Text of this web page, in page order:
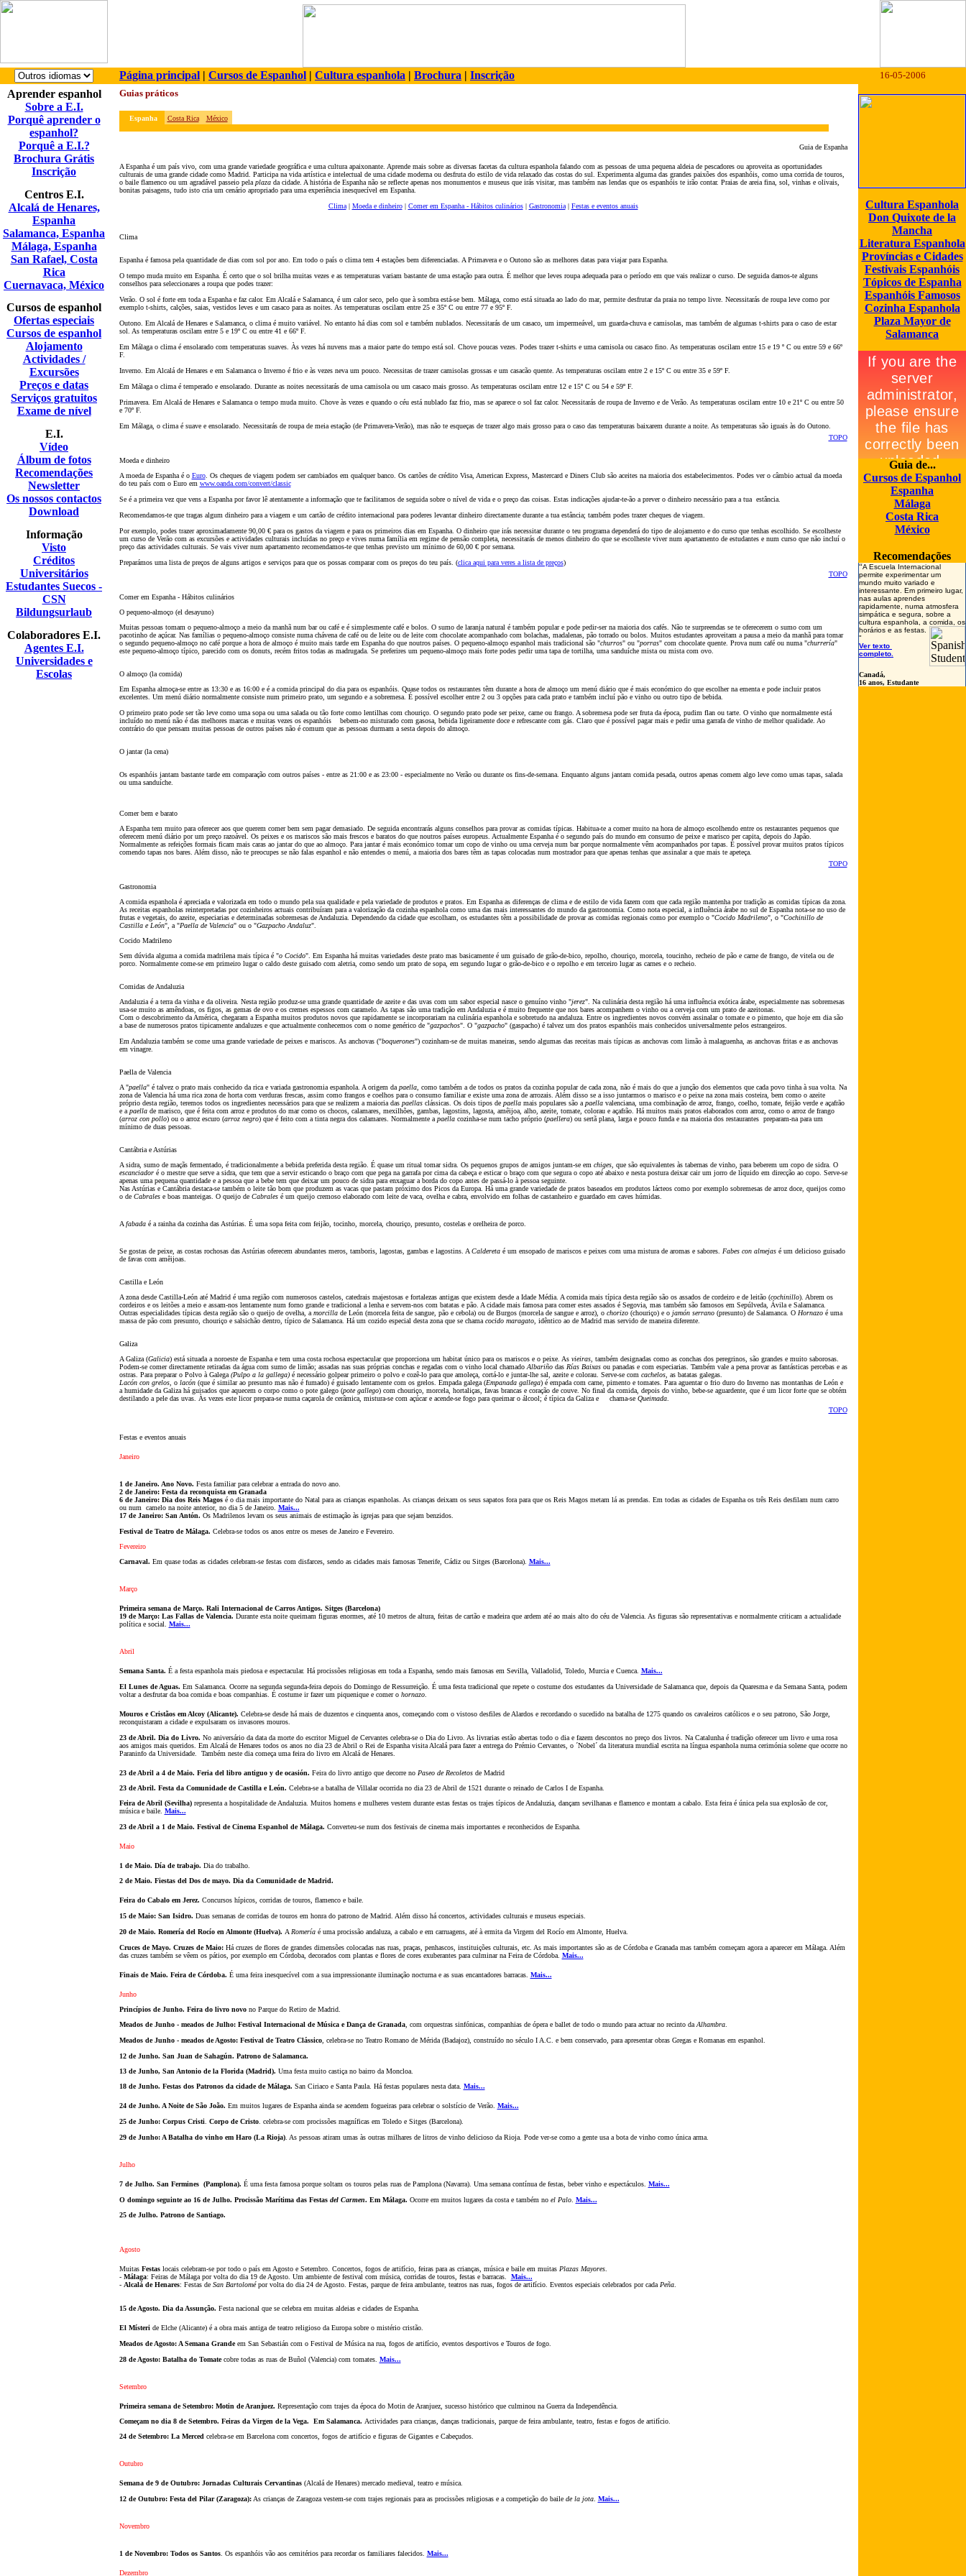
Página principal | Cursos de Espanhol | Cultura espanhola | Brochura | Inscrição 16-05-2006
Aprender espanhol
Sobre a E.I.
Porquê aprender o
espanhol?
Porquê a E.I.?
Brochura Grátis
Inscrição
Centros E.I.
Alcalá de Henares,
Espanha
Salamanca, Espanha
Málaga, Espanha
San Rafael, Costa
Rica
Cuernavaca, México
Cursos de espanhol
Ofertas especiais
Cursos de espanhol
Alojamento
Actividades /
Excursões
Preços e datas
Serviços gratuitos
Exame de nível
E.I.
Vídeo
Álbum de fotos
Recomendações
Newsletter
Os nossos contactos
Download
Informação
Visto
Créditos
Universitários
Estudantes Suecos -
CSN
Bildungsurlaub
Colaboradores E.I.
Agentes E.I.
Universidades e
Escolas
Guias práticos
Espanha Costa Rica México
Guia de Espanha
A Espanha é um país vivo, com uma grande variedade geográfica e uma cultura apaixonante. Aprende mais sobre as diversas facetas da cultura espanhola falando com as pessoas de uma pequena aldeia de pescadores ou aproveita as oportunidades
culturais de uma grande cidade como Madrid. Participa na vida artística e intelectual de uma cidade moderna ou desfruta do estilo de vida relaxado das costas do sul. Experimenta alguma das grandes paixões dos espanhóis, como uma corrida de touros,
o baile flamenco ou um agradável passeio pela plazada cidade. A história de Espanha não se reflecte apenas nos monumentos e museus que irás visitar, mas também nas lendas que os espanhóis te irãocontar. Praias de areia fina, sol, vinhas e olivais,
bonitas paisagens, tudo isto cria um cenário apropriado para uma experiência inesquecível em Espanha.
Clima| Moeda e dinheiro| Comer em Espanha - Hábitos culinários| Gastronomia| Festas e eventos anuais
Clima
Espanha é famosa pela quantidade de dias com sol por ano. Em todo o país o clima tem 4 estações bem diferenciadas. A Primavera e o Outono sãoas melhores datas para viajar para Espanha.
O tempo muda muito em Espanha. É certo que o sol brilha muitas vezes e as temperaturas variam bastante de uma estaçãopara outra. É melhor que leves roupa adequada para o período em que vais realizar o curso. De seguida damos-te alguns
conselhos para seleccionares a roupa que podes trazer:
Verão. O sol é forte em toda a Espanha e faz calor. Em Alcalá e Salamanca, é um calor seco, pelo que à sombra está-se bem. Málaga, como está situada ao lado do mar, permite desfrutar da praia no tempo livre. Necessitarás de roupa leve como por
exemplo t-shirts, calções, saias, vestidos leves e um casaco para as noites. As temperaturas oscilam entre 25 e 35º C ou entre 77 e 95º F.
Outono. Em Alcalá de Henares e Salamanca, o clima é muito variável. No entanto há dias com sol e também nublados. Necessitarás de um casaco, um impermeável, um guarda-chuva e camisolas, mas também de algumas t-shirts para o caso de estar
sol. As temperaturas oscilam entre 5 e 19º C ou entre 41 e 66º F.
Em Málaga o clima é ensolarado com temperaturas suaves. Às vezes há nuvens mas a maior parte do tempo está sol. Chove poucas vezes. Podes trazer t-shirts e uma camisola ou casaco fino. As temperaturas oscilam entre 15 e 19 º C ou entre 59 e 66º
F.
Inverno. Em Alcalá de Henares e em Salamanca o Inverno é frio e às vezes neva um pouco. Necessitas de trazer camisolas grossas e um casacãoquente. As temperaturas oscilam entre 2 e 15º C ou entre 35 e 59º F.
Em Málaga o clima é temperado e ensolarado. Durante as noites necessitarás de uma camisola ou um casaco mais grosso. As temperaturas oscilam entre 12 e 15º C ou 54 e 59º F.
Primavera. Em Alcalá de Henares e Salamanca o tempo muda muito. Chove às vezes e quando o céu está nublado faz frio, mas se aparece o sol faz calor. Necessitarás de roupa de Inverno e de Verão. As temperaturas oscilam entre 10 e 21º C ou entre 50
e 70º F.
Em Málaga, o clima é suave e ensolarado. Necessitarás de roupa de meia estação(de Primavera-Verão), mas não te esqueças detrazer algo mais grosso para o caso das temperaturas baixarem durante a noite. As temperaturas sãoiguais às do Outono.
TOPO
Moeda e dinheiro
A moeda de Espanha é o Euro. Os cheques de viagem podem ser cambiados em qualquer banco. Os cartõesde crédito Visa, American Express, Mastercard e Diners Club sãoaceites na maioria dos estabelecimentos. Podes ver o câmbio actual da moeda
do teu país com o Euro em www.oanda.com/convert/classic
Se é a primeira vez que vens a Espanha por favor lê atentamente a informaçãoque te facilitamos de seguida sobre o nível de vida e o preço das coisas. Estas indicações ajudar-te-ãoa prever o dinheiro necessário para a tua estância.
Recomendamos-te que tragas algum dinheiro para a viagem e um cartãode crédito internacional para poderes levantar dinheiro directamente durante a tua estância; também podes trazer cheques de viagem.
Por exemplo, podes trazer aproximadamente 90,00 € para os gastos da viagem e para os primeiros dias em Espanha. O dinheiro que irás necessitar durante o teu programa dependerá do tipo de alojamento e do curso que tenhas escolhido. Se escolheste
um curso de Verãocom as excursões e actividades culturais incluídas no preço e vives numa família em regime de pensãocompleta, necessitarás de menos dinheiro do que se escolheste viver num apartamento de estudantes e num curso que não incluí o
preço das actividades culturais. Se vais viver num apartamento recomendamos-te que tenhas previsto um mínimo de 60,00 € por semana.
Preparámos uma lista de preços de alguns artigos e serviços para que os possas comparar com os preços do teu país. (clica aqui para veres a lista de preços)
TOPO
Comer em Espanha - Hábitos culinários
O pequeno-almoço (el desayuno)
Muitas pessoas tomam o pequeno-almoço a meio da manhãnum bar ou café e é simplesmente café e bolos. O sumo de laranja natural é também popular e pode pedir-ser na maioria dos cafés. Não te surpreendas se te oferecerem o sumo com um
pacotinho de açúcar. Nas famílias o pequeno-almoço consiste numa chávena de café ou de leite ou de leite com chocolate acompanhado com bolachas, madalenas, pãotorrado ou bolos. Muitos estudantes aproveitam a pausa a meio da manhãpara tomar
o segundo pequeno-almoço no café porque a hora de almoço é muito mais tarde em Espanha do que noutros países. O pequeno-almoço espanhol mais tradicional são"churros" ou "porras" com chocolate quente. Prova num café ou numa "churrería"
este pequeno-almoço típico, parecido com os donuts, recém fritos todas as madrugada. Se preferires um pequeno-almoço mais forte podes pedir uma tapa de tortilha, uma sanduíche mista ou mista com ovo.
O almoço (la comida)
Em Espanha almoça-se entre as 13:30 e as 16:00 e é a comida principal do dia para os espanhóis. Quase todos os restaurantes têm durante a hora de almoço um menú diário que é mais económico do que escolher na ementa e pode incluir pratos
excelentes. Um menú diário normalmente consiste num primeiro prato, um segundo e a sobremesa. É possível escolher entre 2 ou 3 opções para cada prato e também incluí pãoe vinho ou outro tipo de bebida.
O primeiro prato pode ser tãoleve como uma sopa ou uma salada ou tãoforte como lentilhas com chouriço. O segundo prato pode ser peixe, carne ou frango. A sobremesa pode ser fruta da época, pudim flan ou tarte. O vinho que normalmente está
incluído no menú não é das melhores marcas e muitas vezes os espanhóis bebem-no misturado com gasosa, bebida ligeiramente doce e refrescante com gás. Claro que é possível pagar mais e pedir uma garrafa de vinho de melhor qualidade. Ao
contrário do que pensam muitas pessoas de outros países não é comum que as pessoas durmam a sesta depois do almoço.
O jantar (la cena)
Os espanhóis jantam bastante tarde em comparaçãocom outros países - entre as 21:00 e as 23:00 - especialmente no Verãoou durante os fins-de-semana. Enquanto alguns jantam comida pesada, outros apenas comem algo leve como umas tapas, salada
ou uma sanduíche.
Comer bem e barato
A Espanha tem muito para oferecer aos que querem comer bem sem pagar demasiado. De seguida encontrarás alguns conselhos para provar as comidas típicas. Habitua-te a comer muito na hora de almoço escolhendo entre os restaurantes pequenos que
oferecem menú diário por um preço razoável. Os peixes e os mariscos são mais frescos e baratos do que noutros países europeus. Actualmente Espanha é o segundo país do mundo em consumo de peixe e marisco per capita, depois do Japão.
Normalmente as refeições formaisficam mais caras ao jantar do que ao almoço. Para jantar é mais económico tomar um copo de vinho ou uma cerveja num bar porque normalmente vêm acompanhados por tapas. É possível provar muitos pratos típicos
comendo tapas nos bares. Além disso, não te preocupes se não falas espanhol e não entendes o menú, a maioria dos bares têm as tapas colocadas num mostrador para que apenas tenhas que assinalar a que mais te apeteça.
TOPO
Gastronomia
A comida espanhola é apreciada e valorizada em todo o mundo pela sua qualidade e pela variedade de produtos e pratos. Em Espanha as diferenças de clima e de estilo de vida fazem com que cada regiãomantenha por tradiçãoas comidas típicas da zona.
As receitas espanholas reinterpretadas por cozinheiros actuais contribuíram para a valorização da cozinha espanhola como uma das mais interessantes do mundo da gastronomia. Como nota especial, a influência árabe no sul de Espanha nota-se no uso de
frutas e vegetais, do azeite, especiarias e determinadas sobremesas de Andaluzia. Dependendo da cidade que escolham, os estudantes têm a possibilidade de provar as comidas regionais como por exemplo o "Cocido Madrileno", o "Cochinillo de
Castilla e León", a "Paella de Valencia" ou o "Gazpacho Andaluz".
Cocido Madrileno
Sem dúvida alguma a comida madrilena mais típica é "o Cocido". Em Espanha há muitas variedades deste prato mas basicamente é um guisado de grão-de-bico, repolho, chouriço, morcela, toucinho, recheio de pãoe carne de frango, de vitela ou de
porco. Normalmente come-se em primeiro lugar o caldo deste guisado com aletria, como sendo um prato de sopa, em segundo lugar o grão-de-bicoe o repolho e em terceiro lugar as carnes e o recheio.
Comidas de Andaluzia
Andaluzia é a terra da vinha e da oliveira. Nesta regiãoproduz-se uma grande quantidade de azeite e das uvas com um sabor especial nasce o genuíno vinho "jerez". Na culinária desta regiãohá uma influência exótica árabe, especialmente nas sobremesas
usa-se muito as amêndoas, os figos, as gemas de ovo e os cremes espessos com caramelo. As tapas sãouma tradiçãoem Andaluzia e é muito frequente que nos bares acompanhem o vinho ou a cerveja com um prato de azeitonas.
Com o descobrimento da América, chegaram a Espanha muitos produtos novos que rapidamente se incorporariam na culinária espanhola e sobretudo na andaluza. Entre os ingredientes novos convém assinalar o tomate e o pimento, que hoje em dia são
a base de numerosos pratos tipicamente andaluzes e que actualmente conhecemos com o nome genérico de "gazpachos". O "gazpacho" (gaspacho) é talvez um dos pratos espanhóis mais conhecidos universalmente pelos estrangeiros.
Em Andaluzia também se come uma grande variedade de peixes e mariscos. As anchovas ("boquerones") cozinham-se de muitas maneiras, sendo algumas das receitas mais típicas as anchovas com limãoà malaguenha, as anchovas fritas e as anchovas
em vinagre.
Paella de Valencia
A "paella" é talvez o prato mais conhecido da rica e variada gastronomia espanhola. A origem da paella, como também a de todos os pratos da cozinha popular de cada zona, não é mais do que a junçãodos elementos que cada povo tinha à sua volta. Na
zona de Valencia há uma rica zona de horta com verduras frescas, assim como frangos e coelhos para o consumo familiar e existe uma zona de arrozais. Além disso se a isso juntarmos o marisco e o peixe na zona mais costeira, bem como o azeite
próprio desta região, teremos todos os ingredientes necessários para que se realizem a maioria das paellasclássicas. Os dois tipos de paellamais populares sãoa paellavalenciana, uma combinaçãode arroz, frango, coelho, tomate, feijãoverde e açafrão
e a paellade marisco, que é feita com arroz e produtos do mar como os chocos, calamares, mexilhões, gambas, lagostins, lagosta, amêijoa, alho, azeite, tomate, colorau e açafrão. Há muitos mais pratos elaborados com arroz, como o arroz de frango
(arroz con pollo) ou o arroz escuro (arroz negro) que é feito com a tinta negra dos calamares. Normalmente a paellacozinha-se num tacho próprio (paellera)ou sertãplana, larga e pouco funda e na maioria dos restaurantes preparam-na para um
mínimo de duas pessoas.
Cantábria e Astúrias
A sidra, sumo de maçãsfermentado, é tradicionalmente a bebida preferida desta região. É quase um ritual tomar sidra. Os pequenos grupos de amigos juntam-se em chiges, que sãoequivalentes às tabernas de vinho, para beberem um copo de sidra. O
escanciadoré o mestre que serve a sidra, que tem que a servir esticando o braço com que pega na garrafa por cima da cabeça e esticar o braço com que segura o copo até abaixo e nesta postura deixar cair um jorro de líquido em direcçãoao copo. Serve-se
apenas uma pequena quantidade e a pessoa que a bebe tem que deixar um pouco de sidra para enxaguar a borda do copo antes de passá-lo à pessoa seguinte.
Nas Astúrias e Cantábria destaca-se também o leite tão bom que produzem as vacas que pastam próximo dos Picos da Europa. Há uma grande variedade de pratos baseados em produtos lácteos como por exemplo sobremesas de arroz doce, queijos como
o de Cabralese boas manteigas. O queijo de Cabralesé um queijo cremoso elaborado com leite de vaca, ovelha e cabra, envolvido em folhas de castanheiro e guardado em caves húmidas.
A fabadaé a rainha da cozinha das Astúrias. É uma sopa feita com feijão, tocinho, morcela, chouriço, presunto, costelas e orelheira de porco.
Se gostas de peixe, as costas rochosas das Astúrias oferecem abundantes meros, tamboris, lagostas, gambas e lagostins. A Calderetaé um ensopado de mariscos e peixes com uma mistura de aromas e sabores. Fabes con almejasé um delicioso guisado
de favas com amêijoas.
Castilla e León
A zona desde Castilla-León até Madrid é uma regiãocom numerosos castelos, catedrais majestosas e fortalezas antigas que existem desde a Idade Média. A comida mais típica desta regiãosãoos assados de cordeiro e de leitão (cochinillo). Abrem os
cordeiros e os leitõesa meio e assam-nos lentamente num forno grande e tradicional a lenha e servem-nos com batatas e pão. A cidade mais famosa para comer estes assados é Segovia, mas também sãofamosos em Sepúlveda, Ávila e Salamanca.
Outras especialidades típicas desta regiãosãoo queijo de ovelha, a morcillade León (morcela feita de sangue, pãoe cebola) ou de Burgos (morcela de sangue e arroz), o chorizo (chouriço) e o jamón serrano (presunto) de Salamanca. O Hornazoé uma
massa de pãocom presunto, chouriço e salsichãodentro, típico de Salamanca. Há um cozido especial desta zona que se chama cocido maragato, idêntico ao de Madrid mas servido de maneira diferente.
Galiza
A Galiza (Galicia) está situada a noroeste de Espanha e tem uma costa rochosa espectacular que proporciona um habitat único para os mariscos e o peixe. As vieiras, também designadas como as conchas dos peregrinos, sãograndes e muito saborosas.
Podem-se comer directamente retiradas da água com sumo de limão; assadas nas suas próprias conchas e regadas com o vinho local chamado Albariño dasRías Baixasou panadas e com especiarias. Também vale a pena provar as fantásticas percebas e as
ostras. Para preparar o Polvo à Galega(Pulpo a la gallega)é necessário golpear primeiro o polvo e cozê-lo para que amoleça, cortá-lo e juntar-lhe sal, azeite e colorau. Serve-se com cachelos, as batatas galegas.
Lacón con grelos, olacón(que é similar ao presunto mas não é fumado)é guisado lentamente com os grelos. Empada galega (Empanada gallega) é empada com carne, pimento e tomates. Para aguentar o frio duro do Inverno nas montanhas de León e
a humidade da Galiza há guisados que aquecem o corpo como o pote galego (pote gallego) com chouriço, morcela, hortaliças, favas brancas e coraçãode couve. No final da comida, depois do vinho, bebe-se aguardente, que é um licor forte que se obtém
destilando a pele das uvas. Às vezes este licor prepara-se numa caçarola de cerâmica, mistura-se com açúcar e acende-se fogo para queimar o álcool; é típica da Galiza e chama-se Queimada.
TOPO
Festas e eventos anuais
Janeiro
1 de Janeiro. Ano Novo. Festa familiar para celebrar a entrada do novo ano.
2 de Janeiro: Festa da reconquista em Granada
6 de Janeiro: Dia dos Reis Magosé o dia mais importante do Natal para as crianças espanholas. As crianças deixam os seus sapatos fora para que os Reis Magos metam lá as prendas. Em todas as cidades de Espanha os três Reis desfilam num carro
ou num camelo na noite anterior, no dia 5 de Janeiro. Mais...
17 de Janeiro: San Antón. Os Madrilenos levam os seus animais de estimaçãoàs igrejas para que sejam benzidos.
Festival de Teatro de Málaga. Celebra-se todos os anos entre os meses de Janeiro e Fevereiro.
Fevereiro
Carnaval. Em quase todas as cidades celebram-se festas com disfarces, sendo as cidades mais famosas Tenerife, Cádiz ou Sitges (Barcelona). Mais...
Março
Primeira semana de Março. Rali Internacional de Carros Antigos. Sitges (Barcelona)
19 de Março: Las Fallas de Valencia. Durante esta noite queimam figuras enormes, até 10 metros de altura, feitas de cartãoe madeira que ardem até ao mais alto do céu de Valencia. As figuras são representativas e normalmente criticam a actualidade
política e social. Mais...
Abril
Semana Santa. É a festa espanhola mais piedosa e espectacular. Há procissões religiosas em toda a Espanha, sendo mais famosas em Sevilla, Valladolid, Toledo, Murcia e Cuenca. Mais...
El Lunes de Aguas. Em Salamanca. Ocorre na segunda segunda-feira depois do Domingo de Ressurreição. É uma festa tradicional que repete o costume dos estudantes da Universidade de Salamanca que, depois da Quaresma e da Semana Santa, podem
voltar a desfrutar da boa comida e boas companhias. É costume ir fazer um piquenique e comer o hornazo.
Mouros e Cristãos em Alcoy (Alicante). Celebra-se desde há mais de duzentos e cinquenta anos, começando com o vistoso desfiles de Alardos e recordando o sucedido na batalha de 1275 quando os cavaleiros católicos e o seu patrono, SãoJorge,
reconquistaram a cidade e expulsaram os invasores mouros.
23 de Abril. Dia do Livro. No aniversário da data da morte do escritor Miguel de Cervantes celebra-se o Dia do Livro. As livrarias estãoabertas todo o dia e fazem descontos no preço dos livros. Na Catalunha é tradiçãooferecer um livro e uma rosa
aos amigos mais queridos. Em Alcalá de Henares todos os anos no dia 23 de Abril o Rei de Espanha visita Alcalá para fazer a entrega do Prémio Cervantes, o ´Nobel´ da literatura mundial escrita na língua espanhola numa cerimónia solene que ocorre no
Paraninfo da Universidade. Também neste dia começa uma feira do livro em Alcalá de Henares.
23 de Abril a 4 de Maio. Feria del libro antiguo y de ocasión. Feira do livro antigo que decorre no Paseo de Recoletosde Madrid
23 de Abril. Festa da Comunidade de Castilla e León. Celebra-se a batalha de Villalar ocorrida no dia 23 de Abril de 1521 durante o reinado de Carlos I de Espanha.
Feira de Abril (Sevilha)representa a hospitalidade de Andaluzia. Muitos homens e mulheres vestem durante estas festas os trajes típicos de Andaluzia, dançam sevilhanas e flamenco e montam a cabalo. Esta feira é única pela sua explosãode cor,
música e baile. Mais...
23 de Abril a 1 de Maio. Festival de Cinema Espanhol de Málaga. Converteu-se num dos festivais de cinema mais importantes e reconhecidos de Espanha.
Maio
1 de Maio. Día de trabajo. Dia do trabalho.
2 de Maio. Fiestas del Dos de mayo. Dia da Comunidade de Madrid.
Feira do Cabalo em Jerez. Concursos hípicos, corridas de touros, flamenco e baile.
15 de Maio: San Isidro. Duas semanas de corridas de touros em honra do patrono de Madrid. Além disso há concertos, actividades culturais e museus especiais.
20 de Maio. Romería del Rocío en Almonte (Huelva). A Romeríaé uma procissãoandaluza, a cabalo e em carruagens, até à ermita da Virgem del Rocío em Almonte, Huelva.
Cruces de Mayo. Cruzes de Maio: Há cruzes de flores de grandes dimensões colocadas nas ruas, praças, penhascos, instituições culturais, etc. As mais importantes sãoas de Córdoba e Granada mas também começam agora a aparecer em Málaga. Além
das cruzes também se vêem os pátios, por exemplo em Córdoba, decorados com plantas e flores de cores exuberantes para culminar na Feira de Córdoba. Mais...
Finais de Maio. Feira de Córdoba. É uma feira inesquecível com a sua impressionante iluminaçãonocturna e as suas encantadores barracas. Mais...
Junho
Princípios de Junho. Feira do livro novo no Parque do Retiro de Madrid.
Meados de Junho - meados de Julho: Festival Internacional de Música e Dança de Granada, com orquestras sinfónicas, companhias de ópera e ballet de todo o mundo para actuar no recinto da Alhambra.
Meados de Junho - meados de Agosto: Festival de Teatro Clássico, celebra-se no Teatro Romano de Mérida (Badajoz), construído no século I A.C. e bem conservado, para apresentar obras Gregas e Romanas em espanhol.
12 de Junho. San Juan de Sahagún. Patrono de Salamanca.
13 de Junho, San Antonio de la Florida (Madrid). Uma festa muito castiça no bairro da Moncloa.
18 de Junho. Festas dos Patronos da cidade de Málaga. San Ciriaco e Santa Paula. Há festas populares nesta data. Mais...
24 de Junho. A Noite de SãoJoão. Em muitos lugares de Espanha ainda se acendem fogueiras para celebrar o solstício de Verão. Mais...
25 de Junho: Corpus Cristi. Corpo de Cristo. celebra-se com procissões magníficas em Toledo e Sitges (Barcelona).
29 de Junho: A Batalha do vinho em Haro (La Rioja). As pessoas atiram umas às outras milhares de litros de vinho delicioso da Rioja. Pode ver-se como a gente usa a bota de vinho como única arma.
Julho
7 de Julho. San Fermines (Pamplona). É uma festa famosa porque soltam os touros pelas ruas de Pamplona (Navarra). Uma semana contínua de festas, beber vinho e espectáculos. Mais...
O domingo seguinte ao 16 de Julho. ProcissãoMarítima das Festas del Carmen. Em Málaga. Ocorre em muitos lugares da costa e também no el Palo. Mais...
25 de Julho. Patrono de Santiago.
Agosto
Muitas Festas locais celebram-se por todo o país em Agosto e Setembro. Concertos, fogos de artifício, feiras para as crianças, música e baile em muitas Plazas Mayores.
- Málaga: Feiras de Málaga por volta do dia 19 de Agosto. Um ambiente de festival com música, corridas de touros, festas e barracas. Mais...
- Alcalá de Henares: Festas de San Bartolomépor volta do dia 24 de Agosto. Festas, parque de feira ambulante, teatros nas ruas, fogos de artifício. Eventos especiais celebrados por cada Peña.
15 de Agosto. Dia da Assunção. Festa nacional que se celebra em muitas aldeias e cidades de Espanha.
El Místeride Elche (Alicante) é a obra mais antiga de teatro religioso da Europa sobre o mistério cristão.
Meados de Agosto: A Semana Grandeem San Sebastián com o Festival de Música na rua, fogos de artifício, eventos desportivos e Touros de fogo.
28 de Agosto: Batalha do Tomatecobre todas as ruas de Buñol (Valencia) com tomates. Mais...
Setembro
Primeira semana de Setembro: Motin de Aranjuez. Representaçãocom trajes da época do Motin de Aranjuez, sucesso histórico que culminou na Guerra da Independência.
Começam no dia 8 de Setembro. Feiras da Virgen de la Vega. Em Salamanca. Actividades para crianças, danças tradicionais, parque de feira ambulante, teatro, festas e fogos de artifício.
24 de Setembro: La Merced celebra-se em Barcelona com concertos, fogos de artifício e figuras de Gigantes e Cabeçudos.
Outubro
Semana de 9 de Outubro: Jornadas Culturais Cervantinas(Alcalá de Henares) mercado medieval, teatro e música.
12 de Outubro: Festa del Pilar (Zaragoza):As crianças de Zaragoza vestem-se com trajes regionais para as procissões religiosas e a competiçãodo baile de la jota. Mais...
Novembro
1 de Novembro: Todos os Santos. Os espanhóis vão aoscemitérios para recordar os familiares falecidos. Mais...
Dezembro
Cultura Espanhola
Don Quixote de la
Mancha
Literatura Espanhola
Províncias e Cidades
Festivais Espanhóis
Tópicos de Espanha
Espanhóis Famosos
Cozinha Espanhola
Plaza Mayor de
Salamanca
Guia de...
Cursos de Espanhol
Espanha
Málaga
Costa Rica
México
Recomendações
“A Escuela Internacional
permite experimentar um
mundo muito variado e
interessante. Em primeiro lugar,
nas aulas aprendes
rapidamente , numa atmosfera
simpática e segura, sobre a
cultura espanhola, a comida, os
horários e as festas.
"
Ver texto
completo.
Canadá,
16 anos, Estudante